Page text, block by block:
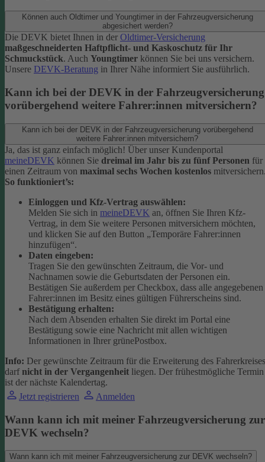
Können auch Oldtimer und Youngtimer in der Fahrzeugversicherung
abgesichert werden?
Die DEVK bietet Ihnen in der Oldtimer-Versicherung
maßgeschneiderten Haftpflicht- und Kaskoschutz für Ihr
Schmuckstück. Auch Youngtimer können Sie bei uns versichern.
Unsere DEVK-Beratung in Ihrer Nähe informiert Sie ausführlich.
Kann ich bei der DEVK in der Fahrzeugversicherung
vorübergehend weitere Fahrer:innen mitversichern?
Kann ich bei der DEVK in der Fahrzeugversicherung vorübergehend
weitere Fahrer:innen mitversichern?
Ja, das ist ganz einfach möglich! Über unser Kundenportal
meineDEVK können Sie dreimal im Jahr bis zu fünf Personen für
einen Zeitraum von maximal sechs Wochen kostenlos
So funktioniert’s:
Einloggen und Kfz-Vertrag auswählen:
Melden Sie sich in meineDEVK an, öffnen Sie Ihren Kfz-
Vertrag, in dem Sie weitere Personen mitversichern möchten,
und klicken Sie auf den Button „Temporäre Fahrer:innen
hinzufügen“.
Daten eingeben:
Tragen Sie den gewünschten Zeitraum, die Vor- und
Nachnamen sowie die Geburtsdaten der Personen ein.
Bestätigen Sie außerdem per Checkbox, dass alle angegebenen
Fahrer:innen im Besitz eines gültigen Führerscheins sind.
Bestätigung erhalten:
Nach dem Absenden erhalten Sie direkt im Portal eine
Bestätigung sowie eine Nachricht mit allen wichtigen
Informationen in Ihrer grünePostbox.
Info: Der gewünschte Zeitraum für die Erweiterung des Fahrerkreises
darf nicht in der Vergangenheit liegen. Der frühestmögliche Termin
ist der nächste Kalendertag.
Jetzt registrieren
Anmelden
Wann kann ich mit meiner Fahrzeugversicherung zur
DEVK wechseln?
Wann kann ich mit meiner Fahrzeugversicherung zur DEVK wechseln?